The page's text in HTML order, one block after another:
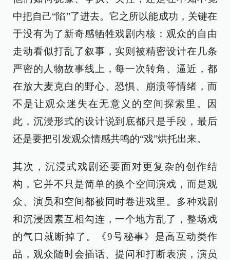
中把自己“陷”了进去。它之所以能成功，关键在
于没有为了新奇感牺牲戏剧内核：观众的自由
走动看似打乱了叙事，实则被精密设计在几条
严密的人物故事线上，每一次转角、逼近，都
在放大麦克白的野心、恐惧、崩溃等情绪，而
不是让观众迷失在无意义的空间探索里。因
此，沉浸形式的设计说到底都只是手段，最后
还是要把引发观众情感共鸣的“戏”烘托出来。
其次，沉浸式戏剧还要面对更复杂的创作结
构，它并不只是简单的换个空间演戏，而是观
众、演员和空间都被同时卷进戏里。多种戏剧
和沉浸因素互相勾连，一个地方乱了，整场戏
的气口就断掉了。《9号秘事》是高互动类作
品，观众随时会插话、提问和打断表演，演员